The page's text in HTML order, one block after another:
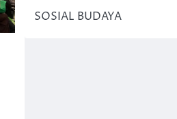
SOSIAL BUDAYA